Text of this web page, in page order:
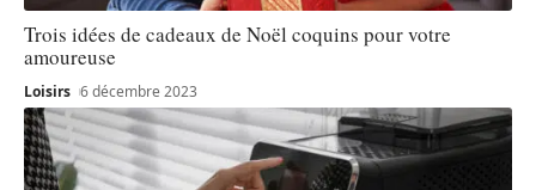
Trois idées de cadeaux de Noël coquins pour votre
amoureuse
Loisirs 6 décembre 2023